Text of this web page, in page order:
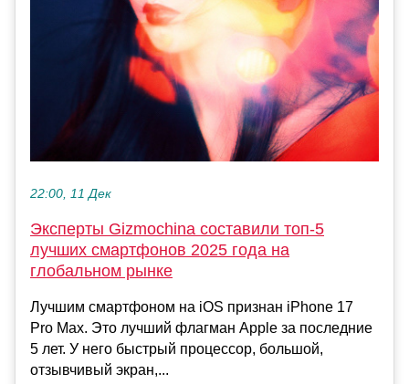
22:00, 11 Дек
Эксперты Gizmochina составили топ-5
лучших смартфонов 2025 года на
глобальном рынке
Лучшим смартфоном на iOS признан iPhone 17
Pro Max. Это лучший флагман Apple за последние
5 лет. У него быстрый процессор, большой,
отзывчивый экран,...